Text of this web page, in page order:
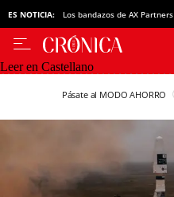
ES NOTICIA: Los bandazos de AX Partners
Leer en Castellano
Pásate al MODO AHORRO